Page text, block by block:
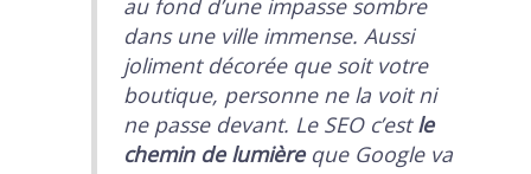
dans une ville immense. Aussi
joliment décorée que soit votre
boutique, personne ne la voit ni
ne passe devant. Le SEO c’estle
chemin de lumièreque Google va